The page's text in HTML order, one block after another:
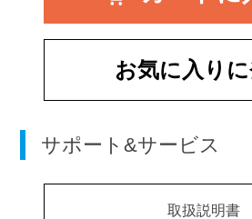
お気に入り
サポート&サービス
取扱説明書